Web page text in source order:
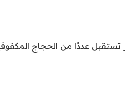
تستقبل عددًا من الحجاج